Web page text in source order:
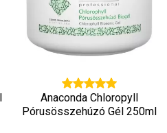
Anaconda Chloropyll
Pórusösszehúzó Gél 250ml